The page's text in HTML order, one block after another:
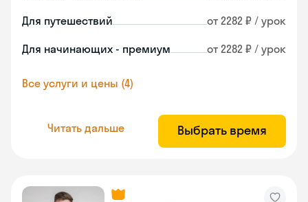
Для путешествий от 2282 ₽ / урок
Для начинающих - премиум от 2282 ₽ / урок
Все услуги и цены (4)
Читать дальше Выбрать время